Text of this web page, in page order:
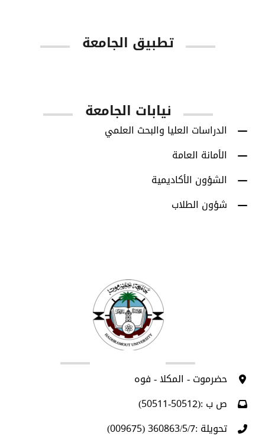
تطبيق الجامعة
نيابات الجامعة
الدراسات العليا والبحث العلمي
الأمانة العامة
الشؤون الأكاديمية
شؤون الطلاب
حضرموت - المكلا - فوه
ص ب :(50512-50511)
تحويلة :360863/5/7 (009675)